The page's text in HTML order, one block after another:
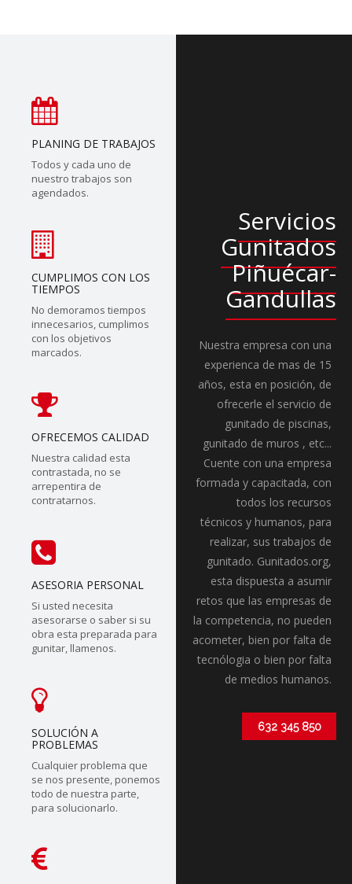
PLANING DE TRABAJOS
Todos y cada uno de
nuestro trabajos son
agendados.
CUMPLIMOS CON LOS
TIEMPOS
No demoramos tiempos
innecesarios, cumplimos
con los objetivos
marcados.
OFRECEMOS CALIDAD
Nuestra calidad esta
contrastada, no se
arrepentira de
contratarnos.
ASESORIA PERSONAL
Si usted necesita
asesorarse o saber si su
obra esta preparada para
gunitar, llamenos.
SOLUCIÓN A
PROBLEMAS
Cualquier problema que
se nos presente, ponemos
todo de nuestra parte,
para solucionarlo.
Servicios
Gunitados
Piñuécar-
Gandullas
Nuestra empresa con una
experienca de mas de 15
años, esta en posición, de
ofrecerle el servicio de
gunitado de piscinas,
gunitado de muros , etc...
Cuente con una empresa
formada y capacitada, con
todos los recursos
técnicos y humanos, para
realizar, sus trabajos de
gunitado. Gunitados.org,
esta dispuesta a asumir
retos que las empresas de
la competencia, no pueden
acometer, bien por falta de
tecnólogia o bien por falta
de medios humanos.
632 345 850